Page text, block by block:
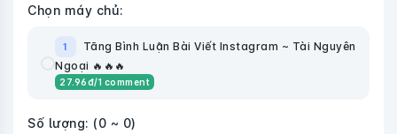
Chọn máy chủ:
1
Tăng Bình Luận Bài Viết Instagram ~ Tài Nguyên
Ngoại 🔥🔥🔥
27.96đ/1 comment
Số lượng: (0 ~ 0)